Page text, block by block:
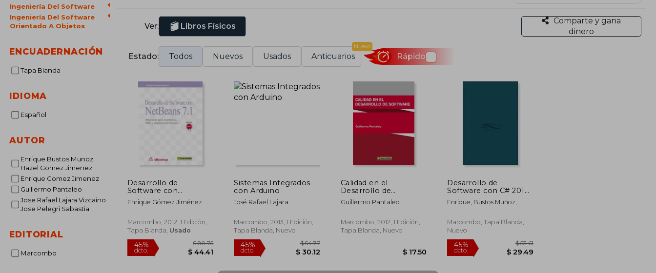
Ingeniería Del Software
Ingeniería Del Software
Orientado A Objetos
ENCUADERNACIÓN
Tapa Blanda
IDIOMA
Español
AUTOR
Enrique Bustos Munoz
Hazel Gomez Jimenez
Enrique Gomez Jimenez
Guillermo Pantaleo
Jose Rafael Lajara Vizcaino
Jose Pelegri Sabastia
EDITORIAL
Marcombo
Ver: Libros Físicos
Comparte y gana
dinero
Estado: Todos Nuevos Usados Anticuarios
Nuevo
Rápido
Desarrollo de
Software con
Netbeans 7. 1:
Programe Para
Dispositivos Móviles
Enrique Gómez Jiménez
Marcombo, 2012, 1 Edición,
Tapa Blanda, Usado
Sistemas Integrados
con Arduino
José Rafael Lajara
Sabastià
Marcombo, 2013, 1 Edición,
Tapa Blanda, Nuevo
Calidad en el
Desarrollo de
Software
Guillermo Pantaleo
Marcombo, 2012, 1 Edición,
Tapa Blanda, Nuevo
Desarrollo de
Software con C# 2013
y Android: ¡Programe
para escritorio, Web y
Enrique, Bustos Muñoz,
Marcombo, Tapa Blanda,
Nuevo